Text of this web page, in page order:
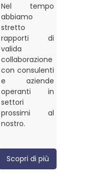
Nel tempo
abbiamo
stretto
rapporti di
valida
collaborazione
con consulenti
e aziende
operanti in
settori
prossimi al
nostro.
Scopri di più